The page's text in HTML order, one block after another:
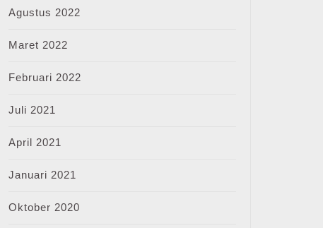
Agustus 2022
Maret 2022
Februari 2022
Juli 2021
April 2021
Januari 2021
Oktober 2020